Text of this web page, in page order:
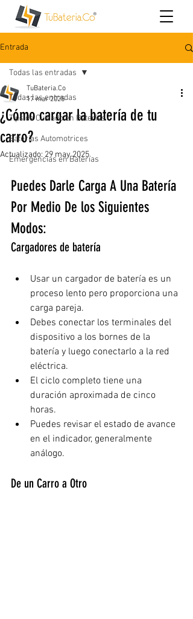
Entrada
Todas las entradas
Tips de Cuidado en Baterías
Baterías Automotrices
Emergencias en Baterías
Todas las entradas
¿Cómo cargar la batería de tu
carro?
TuBateria.Co
17 mar 2025
Actualizado: 29 may 2025
Puedes Darle Carga A Una Batería
Por Medio De los Siguientes
Modos:
Cargadores de batería
Usar un cargador de batería es un
proceso lento pero proporciona una
carga pareja.
Debes conectar los terminales del
dispositivo a los bornes de la
batería y luego conectarlo a la red
eléctrica.
El ciclo completo tiene una
duración aproximada de cinco
horas.
Puedes revisar el estado de avance
en el indicador, generalmente
análogo.
De un Carro a Otro